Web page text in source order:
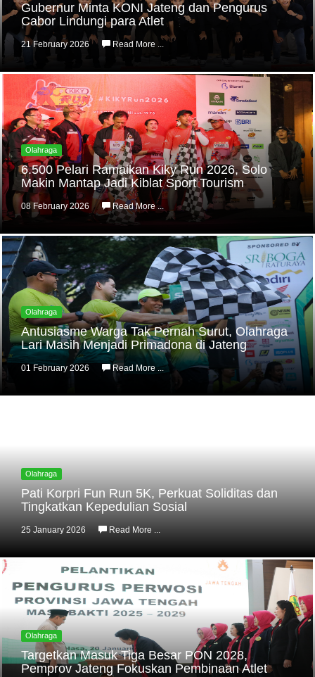
Gubernur Minta KONI Jateng dan Pengurus
Cabor Lindungi para Atlet
21 February 2026 Read More ...
Olahraga
6.500 Pelari Ramaikan Kiky Run 2026, Solo
Makin Mantap Jadi Kiblat Sport Tourism
08 February 2026 Read More ...
Olahraga
Antusiasme Warga Tak Pernah Surut, Olahraga
Lari Masih Menjadi Primadona di Jateng
01 February 2026 Read More ...
Olahraga
Pati Korpri Fun Run 5K, Perkuat Soliditas dan
Tingkatkan Kepedulian Sosial
25 January 2026 Read More ...
Olahraga
Targetkan Masuk Tiga Besar PON 2028,
Pemprov Jateng Fokuskan Pembinaan Atlet